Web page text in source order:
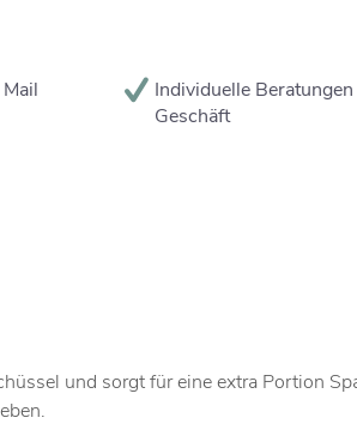
Individuelle
Geschäft
und sorgt für eine extra Portion